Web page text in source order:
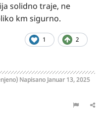
solidno traje, ne
km sigurno.
1 2
Napisano Januar 13, 2025